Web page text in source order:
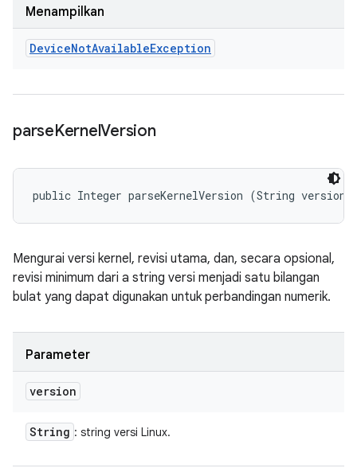
Menampilkan
DeviceNotAvailableException
parseKernelVersion
public Integer parseKernelVersion (String version)
Mengurai versi kernel, revisi utama, dan, secara opsional,
revisi minimum dari a string versi menjadi satu bilangan
bulat yang dapat digunakan untuk perbandingan numerik.
Parameter
version
String : string versi Linux.